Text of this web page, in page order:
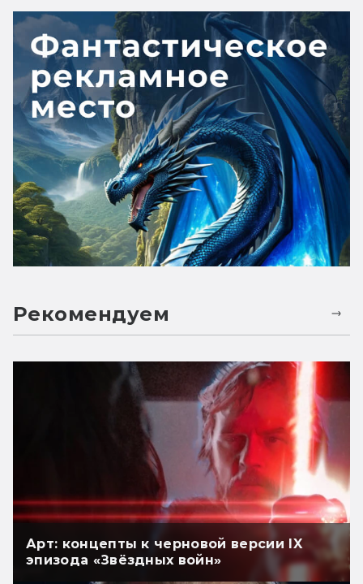
Рекомендуем
Арт: концепты к черновой версии IX
эпизода «Звёздных войн»